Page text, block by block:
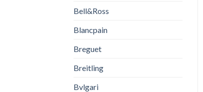
Bell&Ross
Blancpain
Breguet
Breitling
Bvlgari